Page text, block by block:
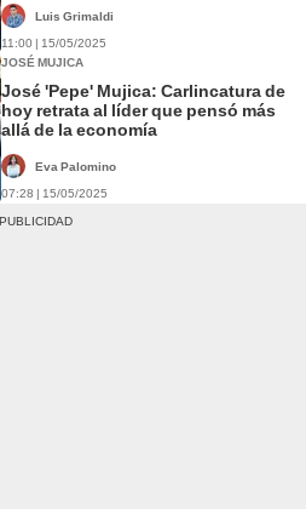
Luis Grimaldi
11:00 | 15/05/2025
JOSÉ MUJICA
José 'Pepe' Mujica: Carlincatura de
hoy retrata al líder que pensó más
allá de la economía
Eva Palomino
07:28 | 15/05/2025